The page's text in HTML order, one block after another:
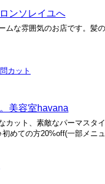
ンソレイユへ
ムな雰囲気のお店です。
カット
美容室havana
カット、素敵なパーマス
めての方20%off(一部メニ